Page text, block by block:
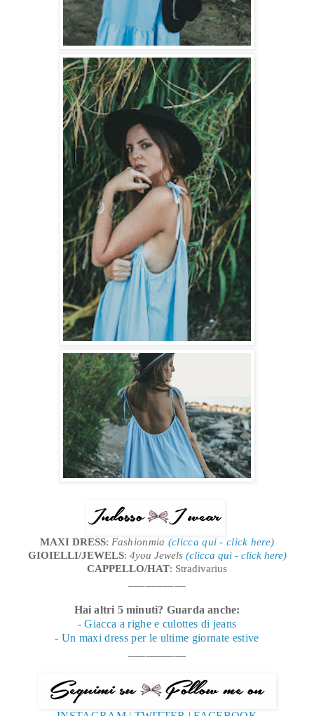
MAXI DRESS: Fashionmia (clicca qui - click here)
GIOIELLI/JEWELS: 4you Jewels (clicca qui - click here)
CAPPELLO/HAT: Stradivarius
Hai altri 5 minuti? Guarda anche:
- Giacca a righe e culottes di jeans
- Un maxi dress per le ultime giornate estive